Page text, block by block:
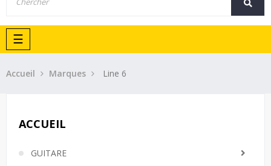
Basculer
la
navigation
☰
Accueil Marques Line 6
ACCUEIL
GUITARE